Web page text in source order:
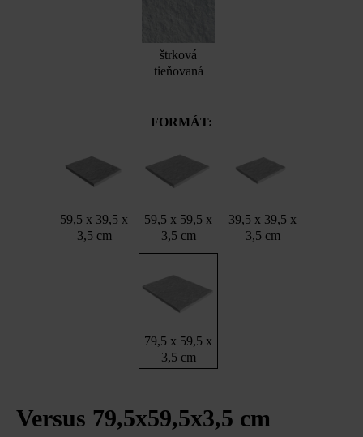
štrková
tieňovaná
FORMÁT:
59,5 x 39,5 x
3,5 cm
59,5 x 59,5 x
3,5 cm
39,5 x 39,5 x
3,5 cm
79,5 x 59,5 x
3,5 cm
Versus 79,5x59,5x3,5 cm